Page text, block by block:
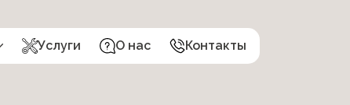
Услуги О нас Контакты